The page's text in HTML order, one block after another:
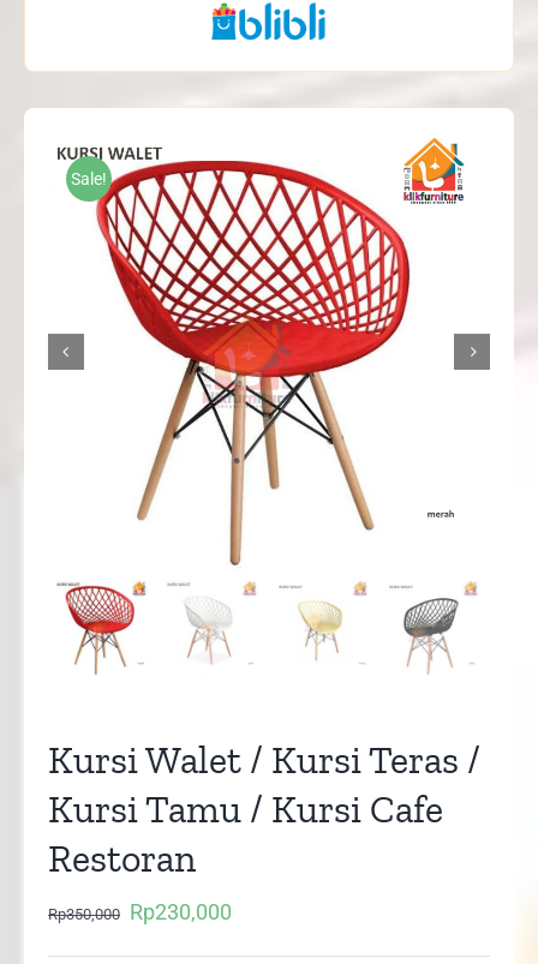
Sale!
 
Kursi Walet / Kursi Teras /
Kursi Tamu / Kursi Cafe
Restoran
Rp350,000
Original
Rp230,000